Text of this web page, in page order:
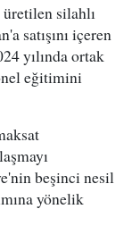
silahlı
satışını içeren
yılında ortak
eğitimini
beşinci nesil
yönelik